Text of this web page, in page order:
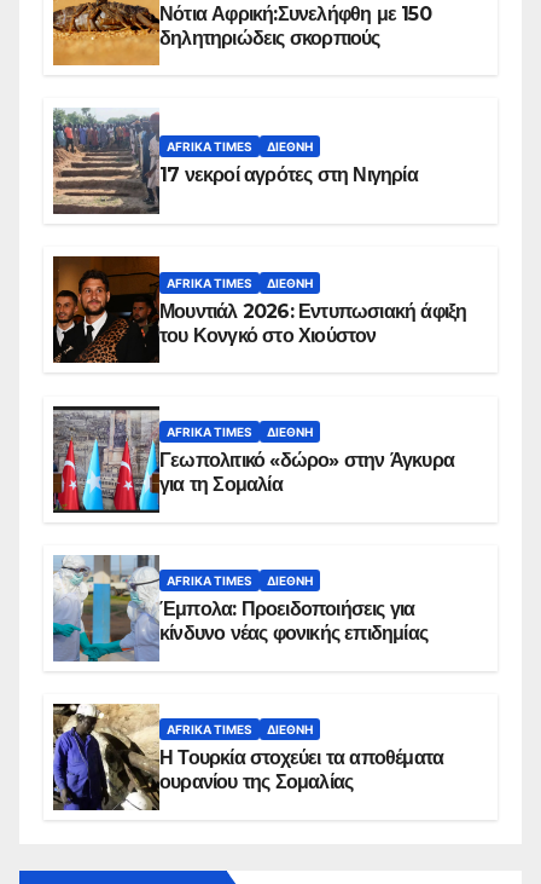
Νότια Αφρική:Συνελήφθη με 150
δηλητηριώδεις σκορπιούς
AFRIKA TIMES ΔΙΕΘΝΉ
17 νεκροί αγρότες στη Νιγηρία
AFRIKA TIMES ΔΙΕΘΝΉ
Μουντιάλ 2026: Εντυπωσιακή άφιξη
του Κονγκό στο Χιούστον
AFRIKA TIMES ΔΙΕΘΝΉ
Γεωπολιτικό «δώρο» στην Άγκυρα
για τη Σομαλία
AFRIKA TIMES ΔΙΕΘΝΉ
Έμπολα: Προειδοποιήσεις για
κίνδυνο νέας φονικής επιδημίας
AFRIKA TIMES ΔΙΕΘΝΉ
Η Τουρκία στοχεύει τα αποθέματα
ουρανίου της Σομαλίας